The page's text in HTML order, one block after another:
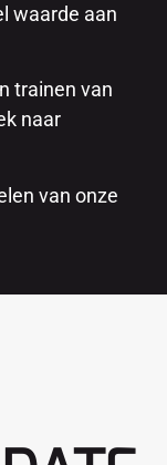
waarde aan
trainen van
naar
van onze